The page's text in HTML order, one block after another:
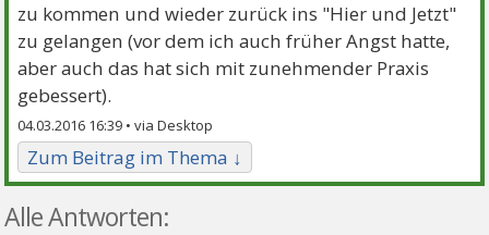
zu kommen und wieder zurück ins "Hier und Jetzt"
zu gelangen (vor dem ich auch früher Angst hatte,
aber auch das hat sich mit zunehmender Praxis
gebessert).
04.03.2016 16:39 •
Zum Beitrag im Thema ↓
Alle Antworten: